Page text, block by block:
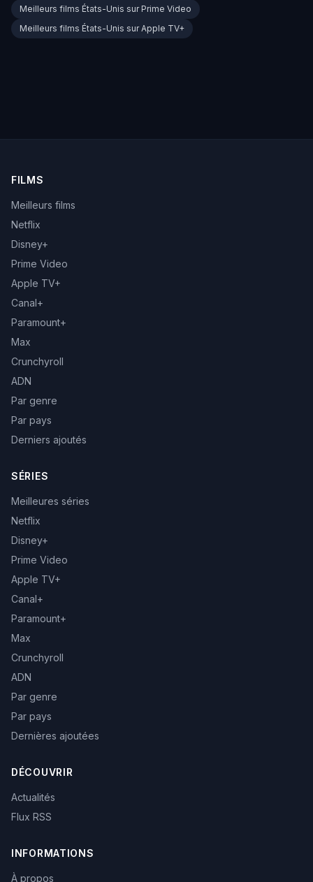
Meilleurs films États-Unis sur Prime Video
Meilleurs films États-Unis sur Apple TV+
FILMS
Meilleurs films
Netflix
Disney+
Prime Video
Apple TV+
Canal+
Paramount+
Max
Crunchyroll
ADN
Par genre
Par pays
Derniers ajoutés
SÉRIES
Meilleures séries
Netflix
Disney+
Prime Video
Apple TV+
Canal+
Paramount+
Max
Crunchyroll
ADN
Par genre
Par pays
Dernières ajoutées
DÉCOUVRIR
Actualités
Flux RSS
INFORMATIONS
À propos